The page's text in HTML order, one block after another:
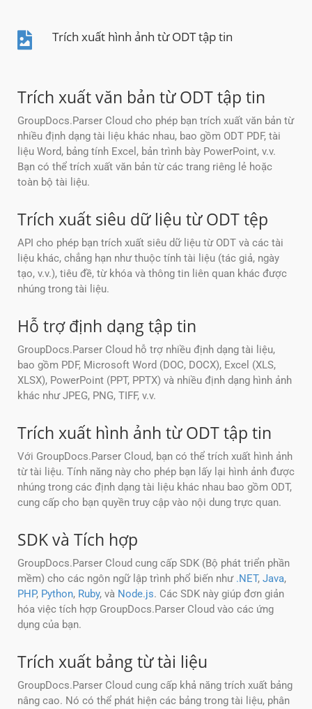
Trích xuất hình ảnh từ ODT tập tin
Trích xuất văn bản từ ODT tập tin
GroupDocs.Parser Cloud cho phép bạn trích xuất văn bản từ
nhiều định dạng tài liệu khác nhau, bao gồm ODT PDF, tài
liệu Word, bảng tính Excel, bản trình bày PowerPoint, v.v.
Bạn có thể trích xuất văn bản từ các trang riêng lẻ hoặc
toàn bộ tài liệu.
Trích xuất siêu dữ liệu từ ODT tệp
API cho phép bạn trích xuất siêu dữ liệu từ ODT và các tài
liệu khác, chẳng hạn như thuộc tính tài liệu (tác giả, ngày
tạo, v.v.), tiêu đề, từ khóa và thông tin liên quan khác được
nhúng trong tài liệu.
Hỗ trợ định dạng tập tin
GroupDocs.Parser Cloud hỗ trợ nhiều định dạng tài liệu,
bao gồm PDF, Microsoft Word (DOC, DOCX), Excel (XLS,
XLSX), PowerPoint (PPT, PPTX) và nhiều định dạng hình ảnh
khác như JPEG, PNG, TIFF, v.v.
Trích xuất hình ảnh từ ODT tập tin
Với GroupDocs.Parser Cloud, bạn có thể trích xuất hình ảnh
từ tài liệu. Tính năng này cho phép bạn lấy lại hình ảnh được
nhúng trong các định dạng tài liệu khác nhau bao gồm ODT,
cung cấp cho bạn quyền truy cập vào nội dung trực quan.
SDK và Tích hợp
GroupDocs.Parser Cloud cung cấp SDK (Bộ phát triển phần
mềm) cho các ngôn ngữ lập trình phổ biến như .NET, Java,
PHP, Python, Ruby, và Node.js. Các SDK này giúp đơn giản
hóa việc tích hợp GroupDocs.Parser Cloud vào các ứng
dụng của bạn.
Trích xuất bảng từ tài liệu
GroupDocs.Parser Cloud cung cấp khả năng trích xuất bảng
nâng cao. Nó có thể phát hiện các bảng trong tài liệu, phân